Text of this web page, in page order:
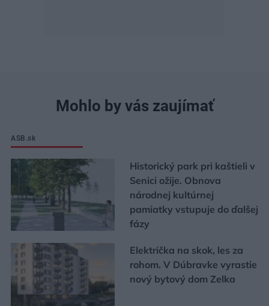
Mohlo by vás zaujímať
ASB.sk
Historický park pri kaštieli v
Senici ožije. Obnova
národnej kultúrnej
pamiatky vstupuje do ďalšej
fázy
Električka na skok, les za
rohom. V Dúbravke vyrastie
nový bytový dom Zelka